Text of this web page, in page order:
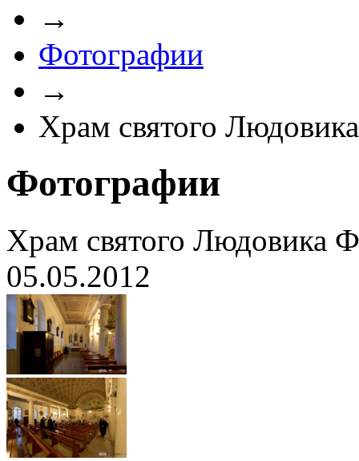
→
Фотографии
→
Храм святого
Фотографии
Храм святого Людовика
05.05.2012